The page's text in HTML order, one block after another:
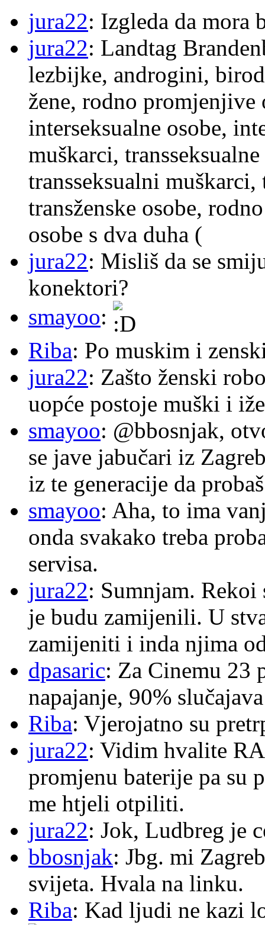
jura22: Izgleda da mora
jura22: Landtag
lezbijke, androgini,
žene, rodno
interseksualne osobe,
muškarci,
transseksualni muškarci,
transženske osobe,
osobe s dva duha (
jura22: Misliš da se
konektori?
smayoo:
Riba: Po muskim i
jura22: Zašto ženski
uopće postoje muški i
smayoo: @bbosnjak,
se jave jabučari iz
iz te generacije da
smayoo: Aha, to ima
onda svakako treba
servisa.
jura22: Sumnjam. Rekoi
je budu zamijenili. U
zamijeniti i inda njima
dpasaric: Za Cinemu 23
napajanje, 90%
Riba: Vjerojatno su
jura22: Vidim hvalite
promjenu baterije pa su
me htjeli otpiliti.
jura22: Jok, Ludbreg je
bbosnjak: Jbg. mi
svijeta. Hvala na linku.
Riba: Kad ljudi ne kazi